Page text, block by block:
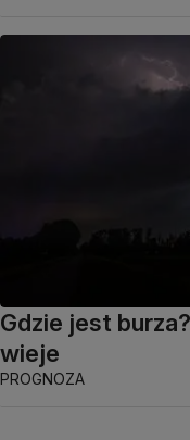
Gdzie jest
wieje
PROGNOZA